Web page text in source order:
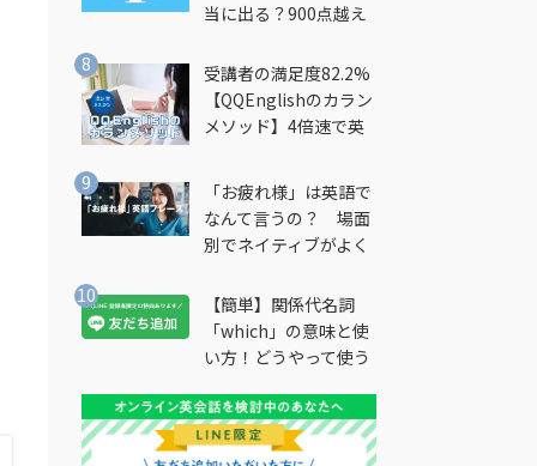
当に出る？900点越え
受講者の満足度82.2%
【QQEnglishのカラン
メソッド】4倍速で英
法とは？
「お疲れ様」は英語で
なんて言うの？ 場面
別でネイティブがよく
説
【簡単】関係代名詞
「which」の意味と使
い方！どうやって使う